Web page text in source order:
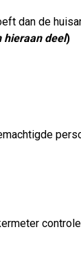
dan de
hieraan deel)